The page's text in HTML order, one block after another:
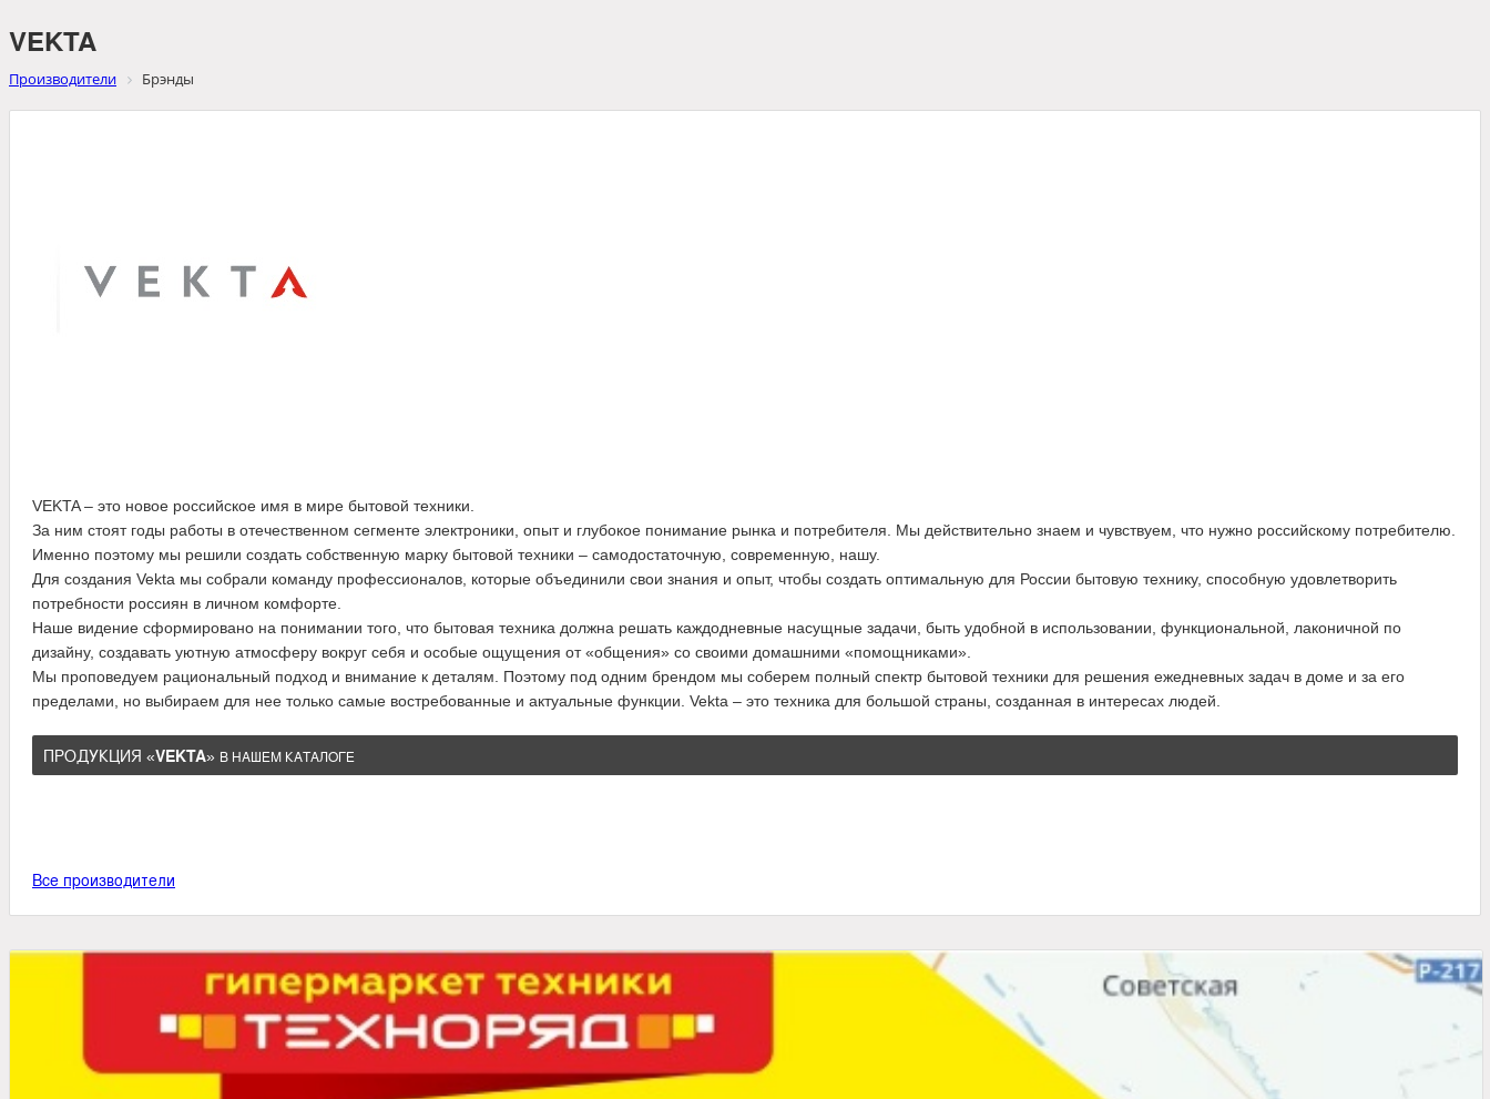
VEKTA
Производители Брэнды
VEKTA – это новое российское имя в мире бытовой техники.
За ним стоят годы работы в отечественном сегменте электроники, опыт и глубокое понимание рынка и потребителя. Мы действительно знаем и чувствуем, что нужно российскому потребителю.
Именно поэтому мы решили создать собственную марку бытовой техники – самодостаточную, современную, нашу.
Для создания Vekta мы собрали команду профессионалов, которые объединили свои знания и опыт, чтобы создать оптимальную для России бытовую технику, способную удовлетворить
потребности россиян в личном комфорте.
Наше видение сформировано на понимании того, что бытовая техника должна решать каждодневные насущные задачи, быть удобной в использовании, функциональной, лаконичной по
дизайну, создавать уютную атмосферу вокруг себя и особые ощущения от «общения» со своими домашними «помощниками».
Мы проповедуем рациональный подход и внимание к деталям. Поэтому под одним брендом мы соберем полный спектр бытовой техники для решения ежедневных задач в доме и за его
пределами, но выбираем для нее только самые востребованные и актуальные функции. Vekta – это техника для большой страны, созданная в интересах людей.
ПРОДУКЦИЯ «VEKTA» В НАШЕМ КАТАЛОГЕ
Все производители